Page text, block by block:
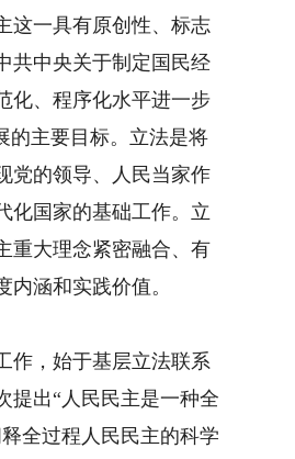
这一具有原创性、标志
共中央关于制定国民经
化、程序化水平进一步
的主要目标。立法是将
党的领导、人民当家作
化国家的基础工作。立
重大理念紧密融合、有
涵和实践价值。
，始于基层立法联系
提出“人民民主是一种全
全过程人民民主的科学